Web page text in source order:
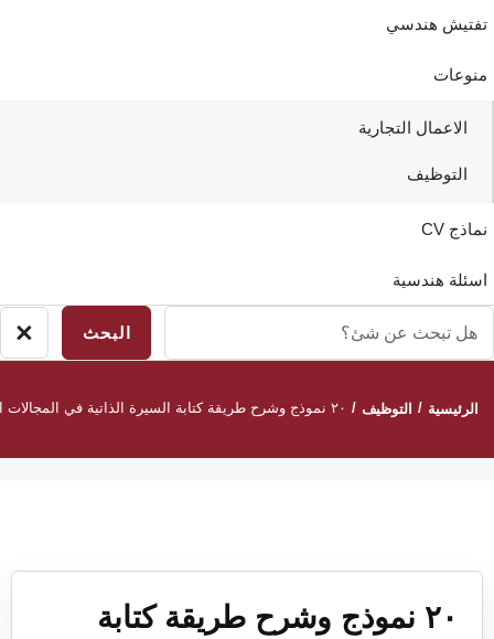
تفتيش هندسي
منوعات
الاعمال التجارية
التوظيف
نماذج CV
اسئلة هندسية
تبحث
شئ؟
×
الرئيسية / التوظيف / ٢٠ نموذج وشرح طريقة كتابة السيرة الذاتية في المجالات المتعددة
٢٠ نموذج وشرح طريقة كتابة